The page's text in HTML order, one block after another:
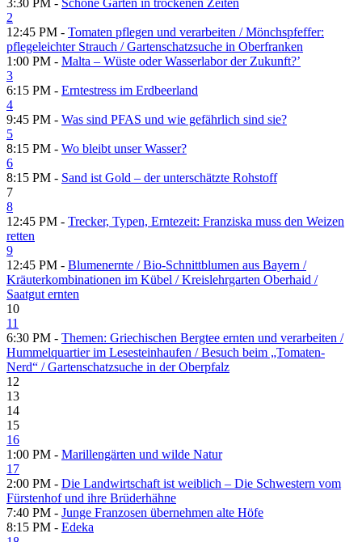
2
12:45 PM - Tomaten pflegen und verarbeiten /​ Mönchspfeffer:
pflegeleichter Strauch /​ Gartenschatzsuche in Oberfranken
1:00 PM - Malta – Wüste oder Wasserlabor der Zukunft?’
3
6:15 PM - Erntestress im Erdbeerland
4
9:45 PM - Was sind PFAS und wie gefährlich sind sie?
5
8:15 PM - Wo bleibt unser Wasser?
6
8:15 PM - Sand ist Gold – der unterschätzte Rohstoff
7
8
12:45 PM - Trecker, Typen, Erntezeit: Franziska muss den Weizen
retten
9
12:45 PM - Blumenernte /​ Bio-Schnittblumen aus Bayern /​
Kräuterkombinationen im Kübel /​ Kreislehrgarten Oberhaid /​
Saatgut ernten
10
11
6:30 PM - Themen: Griechischen Bergtee ernten und verarbeiten /​
Hummelquartier im Lesesteinhaufen /​ Besuch beim „Tomaten-
Nerd“ /​ Gartenschatzsuche in der Oberpfalz
12
13
14
15
16
1:00 PM - Marillengärten und wilde Natur
17
2:00 PM - Die Landwirtschaft ist weiblich – Die Schwestern vom
Fürstenhof und ihre Brüderhähne
7:40 PM - Junge Franzosen übernehmen alte Höfe
8:15 PM - Edeka